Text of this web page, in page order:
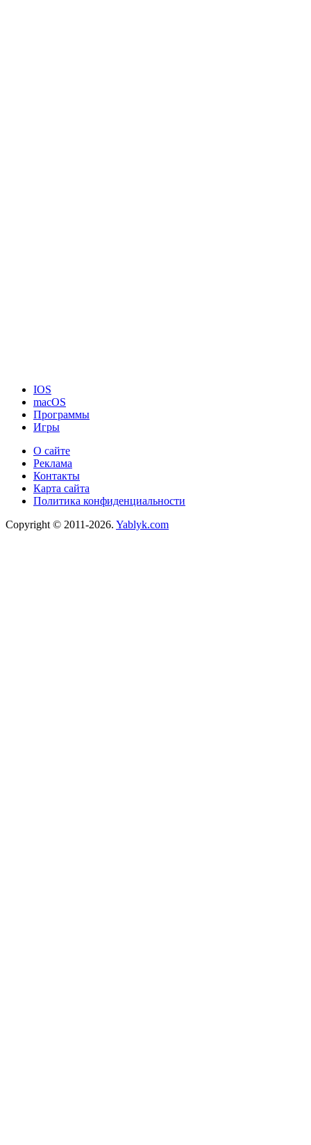
IOS
macOS
Программы
Игры
О сайте
Реклама
Контакты
Карта сайта
Политика конфиденциальности
Copyright © 2011-2026. Yablyk.сom